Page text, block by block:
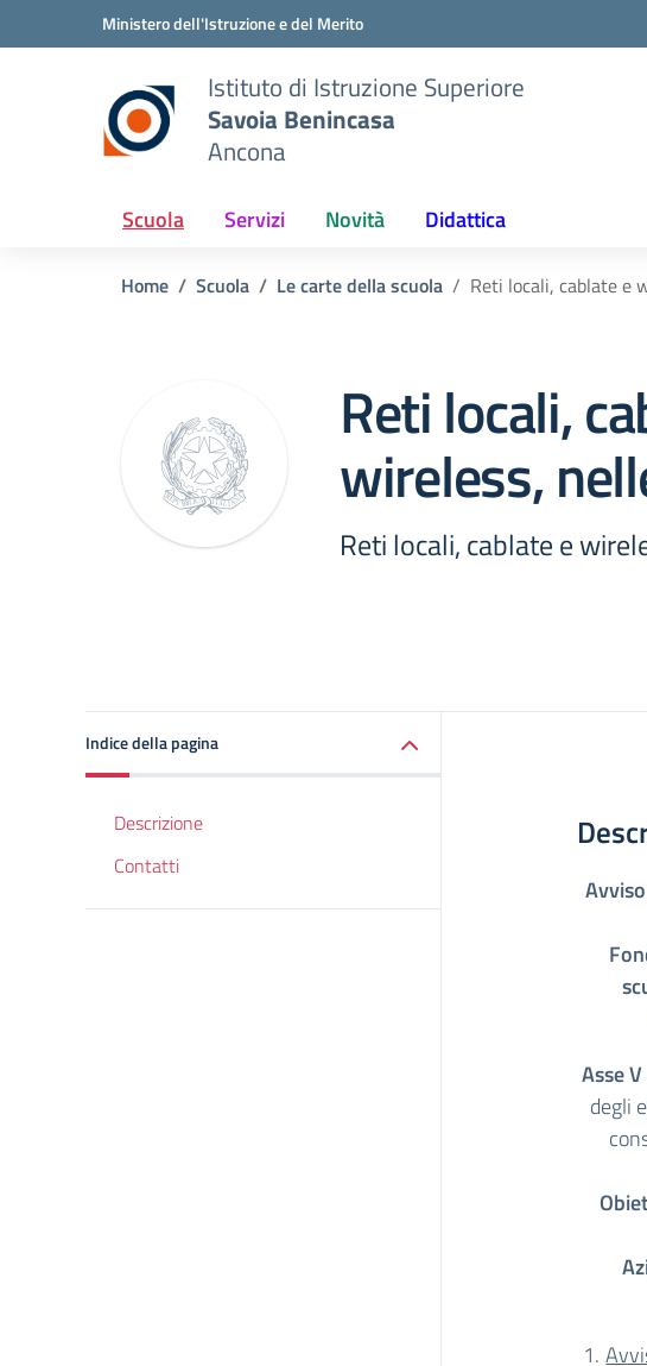
Vai ai contenuti
Vai al menu di navigazioneMinistero dell'Istruzione e del Merito
Istituto di Istruzione Superiore
Savoia Benincasa
Ancona
Scuola Servizi Novità Didattica
Home Scuola Le carte della scuola Reti locali, cablate e
Reti locali,
wireless,
Reti locali, cablate e
Indice della pagina
Descrizione
Contatti
Asse
degli
1.